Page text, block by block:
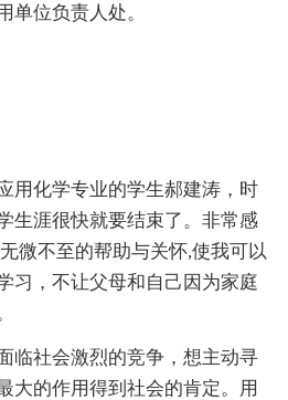
单位负责人处。
化学专业的学生郝建涛，时
生涯很快就要结束了。非常感
微不至的帮助与关怀,使我可以
习，不让父母和自己因为家庭
社会激烈的竞争，想主动寻
大的作用得到社会的肯定。用